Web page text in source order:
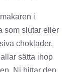
i
som slutar eller
choklader,
sätta ihop